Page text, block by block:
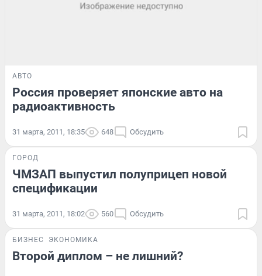
АВТО
Россия проверяет японские авто на
радиоактивность
31 марта, 2011, 18:35 648 Обсудить
ГОРОД
ЧМЗАП выпустил полуприцеп новой
спецификации
31 марта, 2011, 18:02 560 Обсудить
БИЗНЕС ЭКОНОМИКА
Второй диплом – не лишний?